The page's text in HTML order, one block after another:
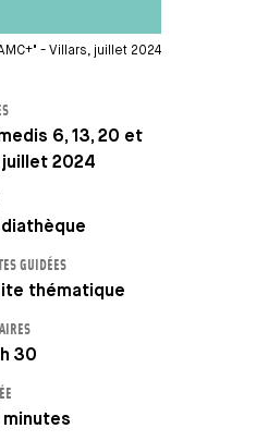
- Villars, juillet 2024
6, 13, 20 et
2024
GUIDÉES
thématique
30